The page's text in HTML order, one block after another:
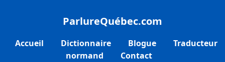
ParlureQuébec.com
Accueil Dictionnaire Blogue
Traducteur
normand
Contact